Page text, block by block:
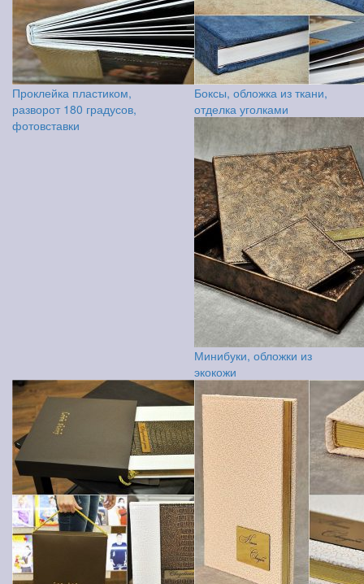
Проклейка пластиком,
разворот 180 градусов,
фотовставки
Боксы, обложка из ткани,
отделка уголками
Минибуки, обложки из
экокожи